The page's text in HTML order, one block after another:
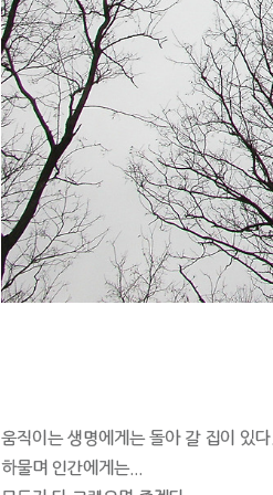
움직이는 생명에게는 돌아 갈 집이 있
하물며 인간에게는...